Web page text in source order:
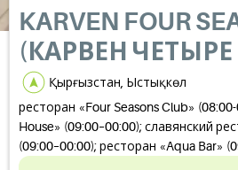
KARVEN FOUR
(КАРВЕН
Қырғызстан, Ыстықкөл
ресторан «Four Seasons Club»
House» (09:00–00:00); славянский
(09:00–00:00); ресторан «Aqua Bar»